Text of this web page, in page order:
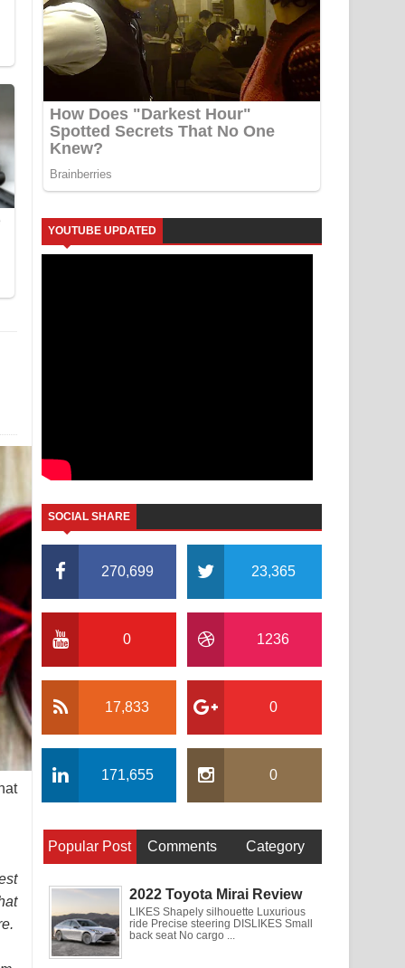
YOUTUBE UPDATED
SOCIAL SHARE
270,699 23,365
0 1236
17,833 0
171,655 0
Popular Post Comments Category
2022 Toyota Mirai Review
LIKES Shapely silhouette Luxurious
ride Precise steering DISLIKES Small
back seat No cargo ...